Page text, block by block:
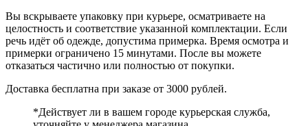
Вы вскрываете упаковку при курьере, осматриваете на
целостность и соответствие указанной комплектации. Если
речь идёт об одежде, допустима примерка. Время осмотра и
примерки ограничено 15 минутами. После вы можете
отказаться частично или полностью от покупки.
Доставка бесплатна при заказе от 3000 рублей.
*Действует ли в вашем городе курьерская служба,